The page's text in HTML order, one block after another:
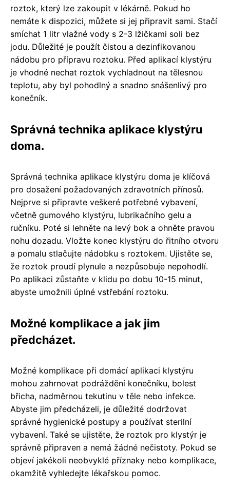
roztok, který lze zakoupit v lékárně. Pokud ho
nemáte k dispozici, můžete si jej připravit sami. Stačí
smíchat 1 litr vlažné vody s 2-3 lžičkami soli bez
jodu. Důležité je použít čistou a dezinfikovanou
nádobu pro přípravu roztoku. Před aplikací klystýru
je vhodné nechat roztok vychladnout na tělesnou
teplotu, aby byl pohodlný a snadno snášenlivý pro
konečník.
Správná technika aplikace klystýru
doma.
Správná technika aplikace klystýru doma je klíčová
pro dosažení požadovaných zdravotních přínosů.
Nejprve si připravte veškeré potřebné vybavení,
včetně gumového klystýru, lubrikačního gelu a
ručníku. Poté si lehněte na levý bok a ohněte pravou
nohu dozadu. Vložte konec klystýru do řitního otvoru
a pomalu stlačujte nádobku s roztokem. Ujistěte se,
že roztok proudí plynule a nezpůsobuje nepohodlí.
Po aplikaci zůstaňte v klidu po dobu 10-15 minut,
abyste umožnili úplné vstřebání roztoku.
Možné komplikace a jak jim
předcházet.
Možné komplikace při domácí aplikaci klystýru
mohou zahrnovat podráždění konečníku, bolest
břicha, nadměrnou tekutinu v těle nebo infekce.
Abyste jim předcházeli, je důležité dodržovat
správné hygienické postupy a používat sterilní
vybavení. Také se ujistěte, že roztok pro klystýr je
správně připraven a nemá žádné nečistoty. Pokud se
objeví jakékoli neobvyklé příznaky nebo komplikace,
okamžitě vyhledejte lékařskou pomoc.